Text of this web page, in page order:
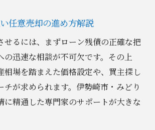
任意売却の進め方解説
せるには、まずローン残債の正確な把
の迅速な相談が不可欠です。その上
相場を踏まえた価格設定や、買主探し
チが求められます。伊勢崎市・みどり
に精通した専門家のサポートが大きな